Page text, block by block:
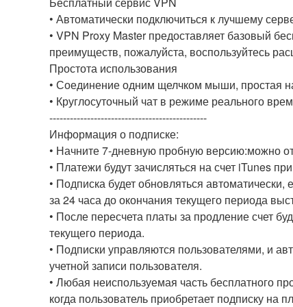
• Автоматически подключиться к лучшему
• VPN Proxy Master предоставляет базовый
преимуществ, пожалуйста, воспользуйтесь
Простота использования
• Соединение одним щелчком мыши, простая
• Круглосуточный чат в режиме реального
----------------------------------------------
Информация о подписке:
• Начните 7-дневную пробную версию:можно
• Платежи будут зачисляться на счет iTunes
• Подписка будет обновляться
за 24 часа до окончания текущего периода
• После пересчета платы за продление счет
текущего периода.
• Подписки управляются пользователями, и
учетной записи пользователя.
• Любая неиспользуемая часть бесплатного
когда пользователь приобретает подписку на